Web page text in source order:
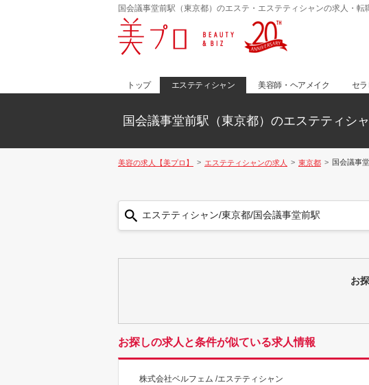
国会議事堂前駅（東京都）のエステ・エステティシャンの求人・転
トップ エステティシャン 美容師・ヘアメイク セラ
国会議事堂前駅（東京都）のエステティシ
美容の求人【美プロ】 エステティシャンの求人 東京都 国会議事
エステティシャン/東京都/国会議事堂前駅
お
お探しの求人と条件が似ている求人情報
株式会社ベルフェム /エステティシャン